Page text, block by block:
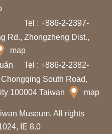
Tel : +886-2-2397-
Rd., Zhongzheng Dist.,
map
Tel : +886-2-2382-
South Road,
100004 Taiwan
map
Museum. All rights
IE 8.0